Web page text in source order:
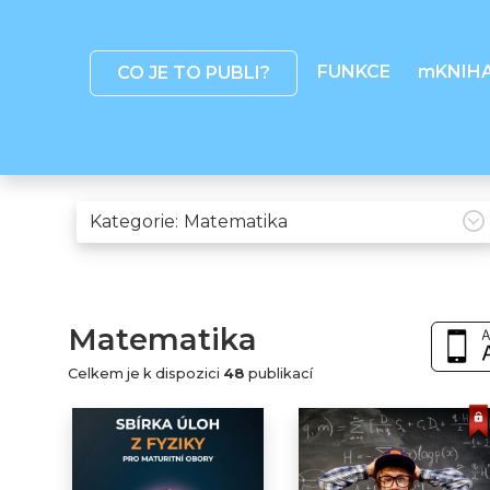
CO JE TO PUBLI? FUNKCE
Kategorie:
Matematika
Celkem je k dispozici 48 publikací